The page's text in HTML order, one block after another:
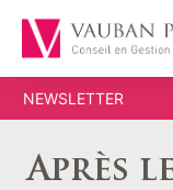
NEWSLETTER
Après